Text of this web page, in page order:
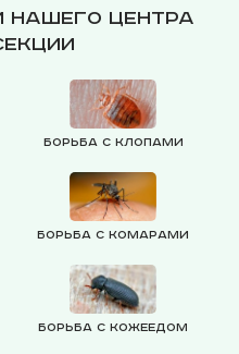
нашего центра
Борьба с клопами
Борьба с комарами
Борьба с кожеедом